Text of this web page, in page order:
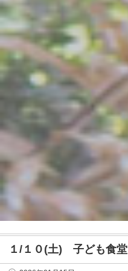
１/１０(土) 子ども食堂